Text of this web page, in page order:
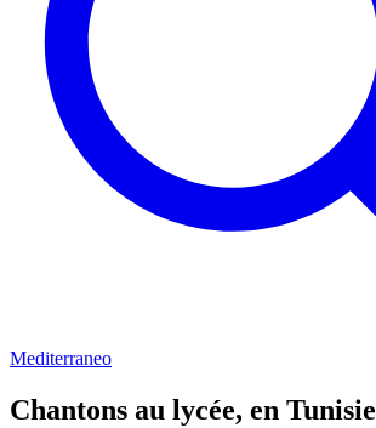
Mediterraneo
Chantons au lycée, en Tunisie